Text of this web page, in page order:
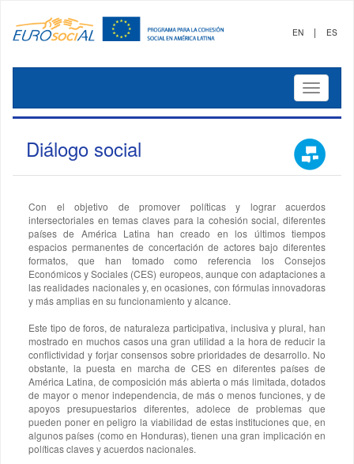
EN | ES
Mostrar
menú
Diálogo social
Con el objetivo de promover políticas y lograr acuerdos
intersectoriales en temas claves para la cohesión social, diferentes
países de América Latina han creado en los últimos tiempos
espacios permanentes de concertación de actores bajo diferentes
formatos, que han tomado como referencia los Consejos
Económicos y Sociales (CES) europeos, aunque con adaptaciones a
las realidades nacionales y, en ocasiones, con fórmulas innovadoras
y más amplias en su funcionamiento y alcance.
Este tipo de foros, de naturaleza participativa, inclusiva y plural, han
mostrado en muchos casos una gran utilidad a la hora de reducir la
conflictividad y forjar consensos sobre prioridades de desarrollo. No
obstante, la puesta en marcha de CES en diferentes países de
América Latina, de composición más abierta o más limitada, dotados
de mayor o menor independencia, de más o menos funciones, y de
apoyos presupuestarios diferentes, adolece de problemas que
pueden poner en peligro la viabilidad de estas instituciones que, en
algunos países (como en Honduras), tienen una gran implicación en
políticas claves y acuerdos nacionales.